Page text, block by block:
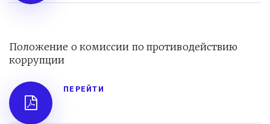
Положение о комиссии по противодействию
коррупции
ПЕРЕЙТИ